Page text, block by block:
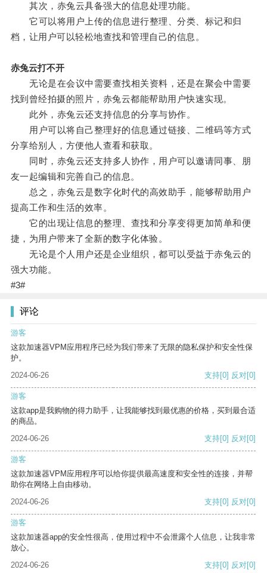
其次，赤兔云具备强大的信息处理功能。
它可以将用户上传的信息进行整理、分类、标记和归
档，让用户可以轻松地查找和管理自己的信息。
赤兔云打不开
无论是在会议中需要查找相关资料，还是在聚会中需要
找到曾经拍摄的照片，赤兔云都能帮助用户快速实现。
此外，赤兔云还支持信息的分享与协作。
用户可以将自己整理好的信息通过链接、二维码等方式
分享给别人，方便他人查看和获取。
同时，赤兔云还支持多人协作，用户可以邀请同事、朋
友一起编辑和完善自己的信息。
总之，赤兔云是数字化时代的高效助手，能够帮助用户
提高工作和生活的效率。
它的出现让信息的整理、查找和分享变得更加简单和便
捷，为用户带来了全新的数字化体验。
无论是个人用户还是企业组织，都可以受益于赤兔云的
强大功能。
#3#
评论
游客
这款加速器VPM应用程序已经为我们带来了无限的隐私保护和安全性保
护。
2024-06-26
支持[0] 反对[0]
游客
这款app是我购物的得力助手，让我能够找到最优惠的价格，买到最合适
的商品。
2024-06-26
支持[0] 反对[0]
游客
这款加速器VPM应用程序可以给你提供最高速度和安全性的连接，并帮
助你在网络上自由移动。
2024-06-26
支持[0] 反对[0]
游客
这款加速器app的安全性很高，使用过程中不会泄露个人信息，让我非常
放心。
2024-06-26
支持[0] 反对[0]